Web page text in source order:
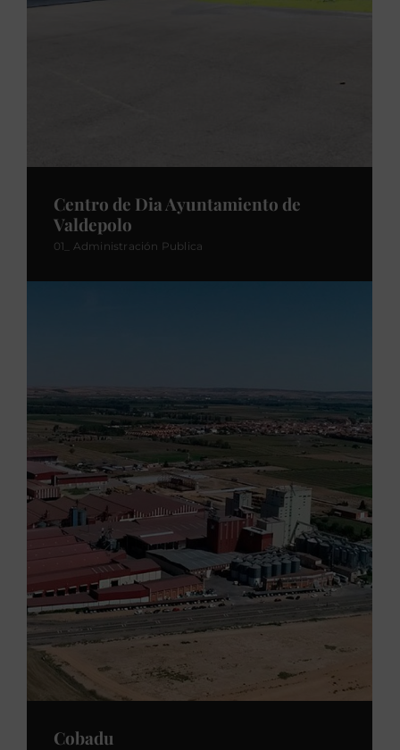
Centro de Dia Ayuntamiento de
Valdepolo
01_ Administración Publica
Cobadu